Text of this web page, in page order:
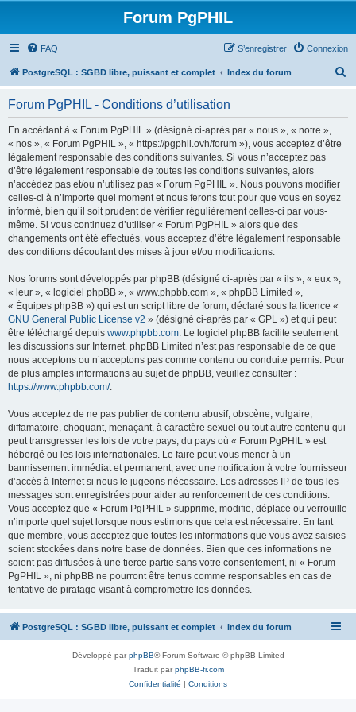
Forum PgPHIL
FAQ Connexion
S’enregistrer
PostgreSQL : SGBD libre, puissant et complet Index du forum
Forum PgPHIL - Conditions d’utilisation
En accédant à « Forum PgPHIL » (désigné ci-après par « nous », « notre »,
« nos », « Forum PgPHIL », « https://pgphil.ovh/forum »), vous acceptez d’être
légalement responsable des conditions suivantes. Si vous n’acceptez pas
d’être légalement responsable de toutes les conditions suivantes, alors
n’accédez pas et/ou n’utilisez pas « Forum PgPHIL ». Nous pouvons modifier
celles-ci à n’importe quel moment et nous ferons tout pour que vous en soyez
informé, bien qu’il soit prudent de vérifier régulièrement celles-ci par vous-
même. Si vous continuez d’utiliser « Forum PgPHIL » alors que des
changements ont été effectués, vous acceptez d’être légalement responsable
des conditions découlant des mises à jour et/ou modifications.
Nos forums sont développés par phpBB (désigné ci-après par « ils », « eux »,
« leur », « logiciel phpBB », « www.phpbb.com », « phpBB Limited »,
« Équipes phpBB ») qui est un script libre de forum, déclaré sous la licence «
GNU General Public License v2 » (désigné ci-après par « GPL ») et qui peut
être téléchargé depuis www.phpbb.com. Le logiciel phpBB facilite seulement
les discussions sur Internet. phpBB Limited n’est pas responsable de ce que
nous acceptons ou n’acceptons pas comme contenu ou conduite permis. Pour
de plus amples informations au sujet de phpBB, veuillez consulter :
https://www.phpbb.com/.
Vous acceptez de ne pas publier de contenu abusif, obscène, vulgaire,
diffamatoire, choquant, menaçant, à caractère sexuel ou tout autre contenu qui
peut transgresser les lois de votre pays, du pays où « Forum PgPHIL » est
hébergé ou les lois internationales. Le faire peut vous mener à un
bannissement immédiat et permanent, avec une notification à votre fournisseur
d’accès à Internet si nous le jugeons nécessaire. Les adresses IP de tous les
messages sont enregistrées pour aider au renforcement de ces conditions.
Vous acceptez que « Forum PgPHIL » supprime, modifie, déplace ou verrouille
n’importe quel sujet lorsque nous estimons que cela est nécessaire. En tant
que membre, vous acceptez que toutes les informations que vous avez saisies
soient stockées dans notre base de données. Bien que ces informations ne
soient pas diffusées à une tierce partie sans votre consentement, ni « Forum
PgPHIL », ni phpBB ne pourront être tenus comme responsables en cas de
tentative de piratage visant à compromettre les données.
PostgreSQL : SGBD libre, puissant et complet Index du forum
Développé parphpBB® Forum Software © phpBB Limited
Traduit parphpBB-fr.com
Confidentialité | Conditions